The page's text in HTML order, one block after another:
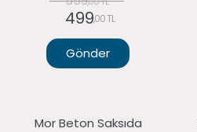
499,00 TL
Gönder
Mor Beton Saksıda